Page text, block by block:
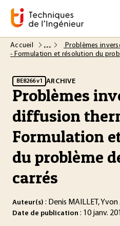
Accueil
Problèmes
- Formulation et résolution du
BE8266 v1 ARCHIVE
Problèmes
diffusion
Formulation
du problème
carrés
Auteur(s) : Denis MAILLET, Yvon
Date de publication : 10 janv.